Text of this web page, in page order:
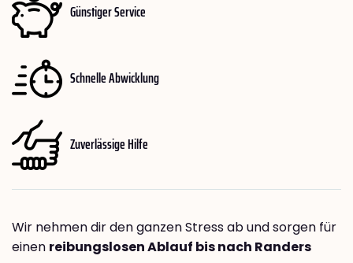
Günstiger Service
Schnelle Abwicklung
Zuverlässige Hilfe
Wir nehmen dir den ganzen Stress ab und sorgen für
einen reibungslosen Ablauf bis nach Randers